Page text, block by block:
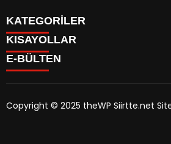
KATEGORİLER
SPOR
Eruh Haberleri
KISAYOLLAR
MANSET
SAĞLIK
E-BÜLTEN
Copyright © 2025 theWP Siirtte.net Site